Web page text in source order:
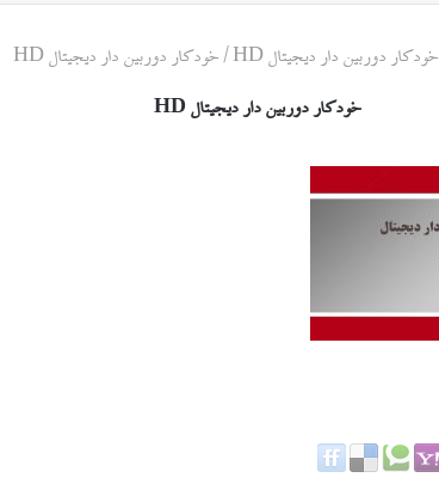
خودکار دوربین دار دیجیتال HD / خودکار دوربین دار دیجیتال HD
خودکار دوربین دار دیجیتال HD